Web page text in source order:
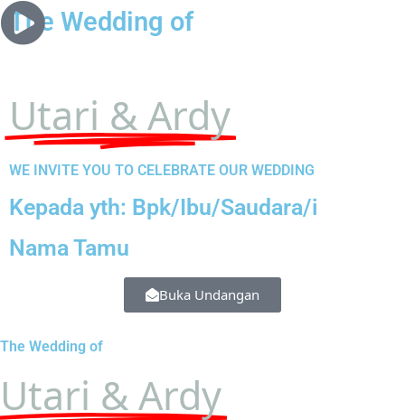
The Wedding of
Utari & Ardy
WE INVITE YOU TO CELEBRATE OUR WEDDING
Kepada yth: Bpk/Ibu/Saudara/i
Nama Tamu
Buka Undangan
The Wedding of
Utari & Ardy